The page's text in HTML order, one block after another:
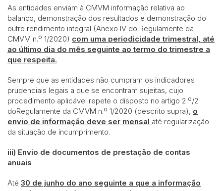
As entidades enviam à CMVM informação relativa ao
balanço, demonstração dos resultados e demonstração do
outro rendimento integral (Anexo IV do Regulamente da
CMVM n.º 1/2020) com uma periodicidade trimestral, até
ao último dia do mês seguinte ao termo do trimestre a
que respeita.
Sempre que as entidades não cumpram os indicadores
prudenciais legais a que se encontram sujeitas, cujo
procedimento aplicável repete o disposto no artigo 2.º/2
doRegulamente da CMVM n.º 1/2020 (descrito supra), o
envio de informação deve ser mensal até regularização
da situação de incumprimento.
iii) Envio de documentos de prestação de contas
anuais
Até 30 de junho do ano seguinte a que a informação